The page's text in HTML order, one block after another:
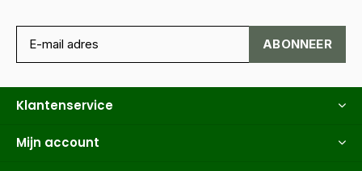
ABONNEER
Klantenservice
Mijn account